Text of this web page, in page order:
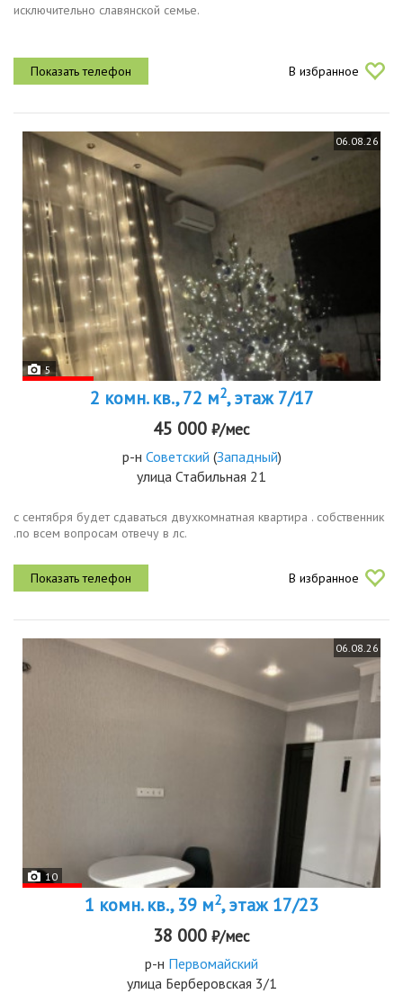
исключительно славянской семье.
В избранное
06.08.26
5
2 комн. кв., 72 м2, этаж 7/17
45 000 ₽/мес
р-н Советский (Западный)
улица Стабильная 21
с сентября будет сдаваться двухкомнатная квартира . собственник
.по всем вопросам отвечу в лс.
В избранное
06.08.26
10
1 комн. кв., 39 м2, этаж 17/23
38 000 ₽/мес
р-н Первомайский
улица Берберовская 3/1